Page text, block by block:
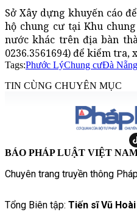
Sở Xây dựng khuyến cáo
hộ chung cư tại Khu
nước khác trên địa bàn
0236.3561694) để kiểm tra,
Tags:Phước LýChung cưĐà Nẵng
TIN CÙNG CHUYÊN MỤC
BÁO PHÁP LUẬT VIỆT
Chuyên trang truyền thông
Tổng Biên tập: Tiến sĩ Vũ